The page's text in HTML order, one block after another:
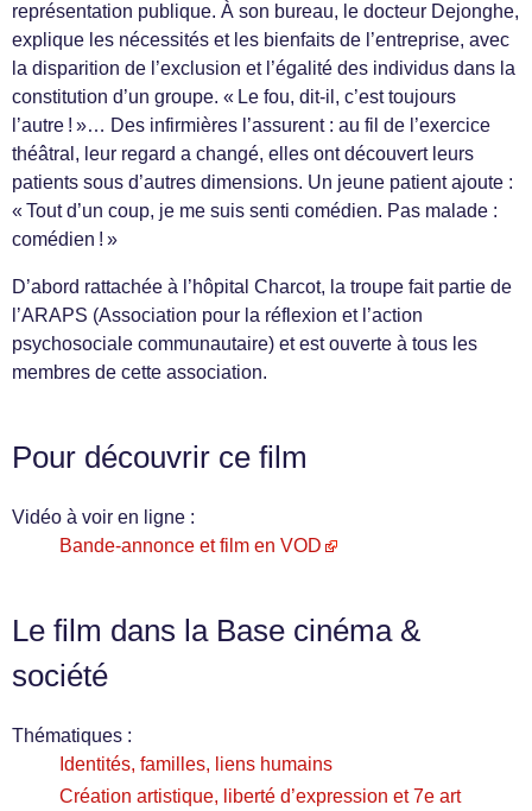
représentation publique. À son bureau, le docteur Dejonghe,
explique les nécessités et les bienfaits de l’entreprise, avec
la disparition de l’exclusion et l’égalité des individus dans la
constitution d’un groupe. « Le fou, dit-il, c’est toujours
l’autre ! »… Des infirmières l’assurent : au fil de l’exercice
théâtral, leur regard a changé, elles ont découvert leurs
patients sous d’autres dimensions. Un jeune patient ajoute :
« Tout d’un coup, je me suis senti comédien. Pas malade :
comédien ! »
D’abord rattachée à l’hôpital Charcot, la troupe fait partie de
l’ARAPS (Association pour la réflexion et l’action
psychosociale communautaire) et est ouverte à tous les
membres de cette association.
Pour découvrir ce film
Vidéo à voir en ligne :
Bande-annonce et film en VOD
Le film dans la Base cinéma &
société
Thématiques :
Identités, familles, liens humains
Création artistique, liberté d’expression et 7e art